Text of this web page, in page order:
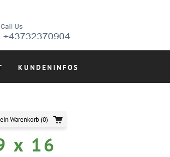
KUNDENINFOS
Warenkorb(0)
x 16